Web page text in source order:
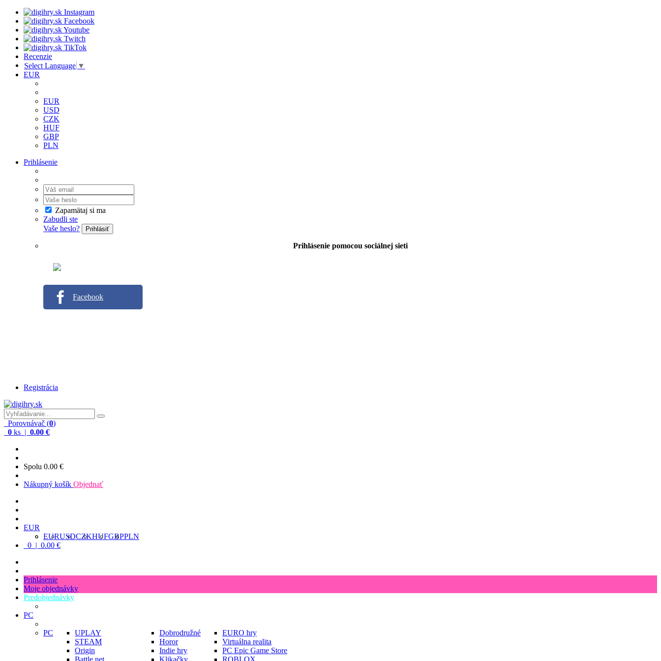
Recenzie
Select Language ▼
EUR
EUR
USD
CZK
HUF
GBP
PLN
Prihlásenie
Zapamätaj si ma
Zabudli ste
Vaše heslo?
Prihlásiť
Prihlásenie pomocou sociálnej sieti
Facebook
Registrácia
Porovnávač (0)
0 ks | 0.00 €
Spolu 0.00 €
Nákupný košík Objednať
EUR
EURUSDCZKHUFGBPPLN
0 | 0.00 €
Prihlásenie
Moje objednávky
Predobjednávky
PC
PC
UPLAY
STEAM
Origin
Dobrodružné
Horor
Indie hry
EURO hry
Virtuálna realita
PC Epic Game Store